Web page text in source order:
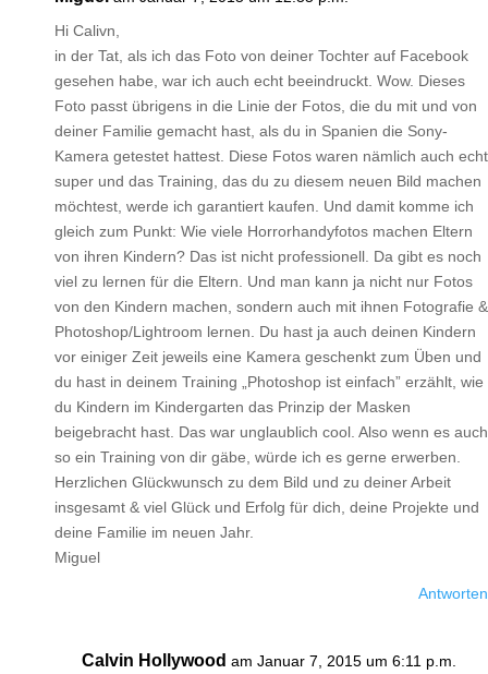
Hi Calivn,
in der Tat, als ich das Foto von deiner Tochter auf Facebook
gesehen habe, war ich auch echt beeindruckt. Wow. Dieses
Foto passt übrigens in die Linie der Fotos, die du mit und von
deiner Familie gemacht hast, als du in Spanien die Sony-
Kamera getestet hattest. Diese Fotos waren nämlich auch echt
super und das Training, das du zu diesem neuen Bild machen
möchtest, werde ich garantiert kaufen. Und damit komme ich
gleich zum Punkt: Wie viele Horrorhandyfotos machen Eltern
von ihren Kindern? Das ist nicht professionell. Da gibt es noch
viel zu lernen für die Eltern. Und man kann ja nicht nur Fotos
von den Kindern machen, sondern auch mit ihnen Fotografie &
Photoshop/Lightroom lernen. Du hast ja auch deinen Kindern
vor einiger Zeit jeweils eine Kamera geschenkt zum Üben und
du hast in deinem Training „Photoshop ist einfach” erzählt, wie
du Kindern im Kindergarten das Prinzip der Masken
beigebracht hast. Das war unglaublich cool. Also wenn es auch
so ein Training von dir gäbe, würde ich es gerne erwerben.
Herzlichen Glückwunsch zu dem Bild und zu deiner Arbeit
insgesamt & viel Glück und Erfolg für dich, deine Projekte und
deine Familie im neuen Jahr.
Miguel
Antworten
Calvin Hollywood am Januar 7, 2015 um 6:11 p.m.